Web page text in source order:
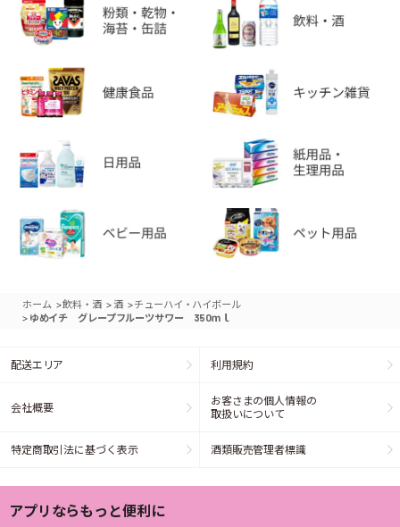
ホーム >飲料・酒 > 酒 >チューハイ・ハイボール
> ゆめイチ グレープフルーツサワー 350ｍｌ
配送エリア 利用規約
会社概要
お客さまの個人情報の
取扱いについて
特定商取引法に基づく表示 酒類販売管理者標識
アプリならもっと便利に